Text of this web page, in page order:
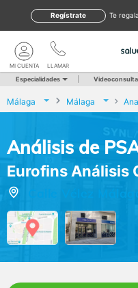
te
Regístrate
LLAMAR
MI CUENTA
Especialidades Videoconsulta
Málaga Málaga
Análisis de
Eurofins Análisis